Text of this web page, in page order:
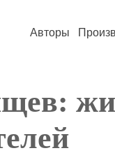
Авторы